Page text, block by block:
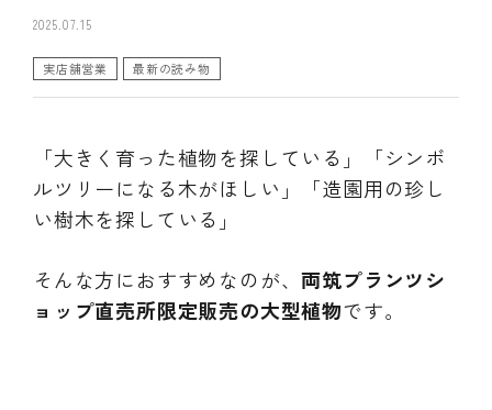
OTHER 雑貨
FOOD 食品
BLOG ブログ
ご利用ガイド
2025.07.15
実店舗営業 最新の読み物
「大きく育った植物を探している」「シンボ
ルツリーになる木がほしい」「造園用の珍し
い樹木を探している」
そんな方におすすめなのが、両筑プランツシ
ョップ直売所限定販売の大型植物です。